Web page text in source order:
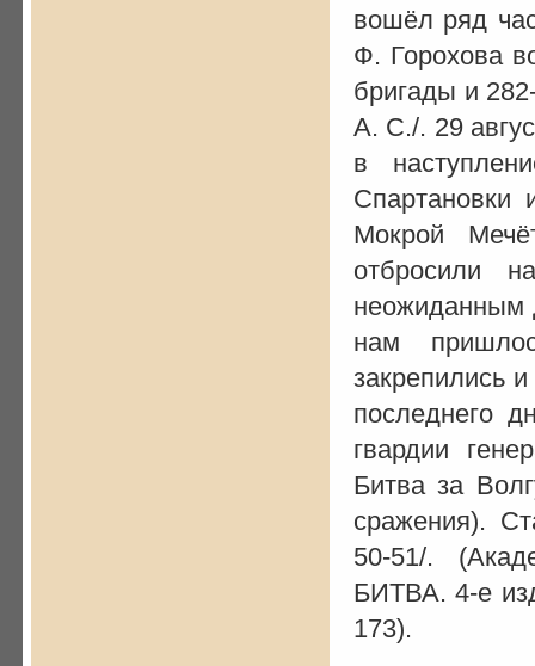
вошёл ряд
Ф. Горохова
бригады и
А. С./. 29
в
Спартановки
Мокрой
отбросили
неожиданным
нам
закрепились
последнего
гвардии
Битва за
сражения).
50-51/.
БИТВА. 4-е
173).